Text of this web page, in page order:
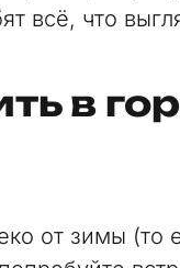
всё, что
в
от зимы (то